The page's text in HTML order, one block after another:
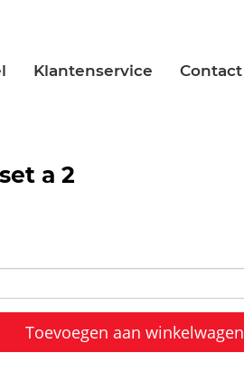
Klantenservice Contact
a 2
Toevoegen aan winkelwagen